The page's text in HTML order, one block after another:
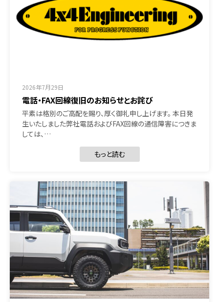
2026年7月29日
電話・FAX回線復旧のお知らせとお詫び
平素は格別のご高配を賜り、厚く御礼申し上げます。 本日発
生いたしました弊社電話およびFAX回線の通信障害につきま
しては、…
もっと読む